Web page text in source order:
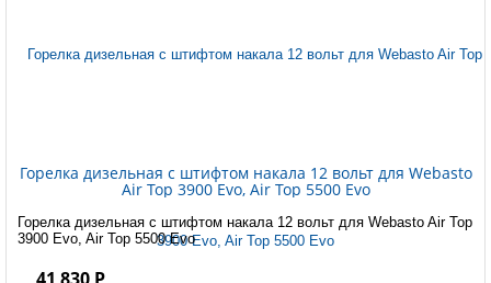
Горелка дизельная с штифтом накала 12 вольт для Webasto
Air Top 3900 Evo, Air Top 5500 Evo
Горелка дизельная с штифтом накала 12 вольт для Webasto Air Top
3900 Evo, Air Top 5500 Evo